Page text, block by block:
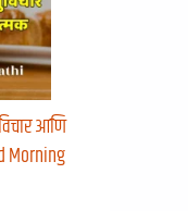
आणि
Morning